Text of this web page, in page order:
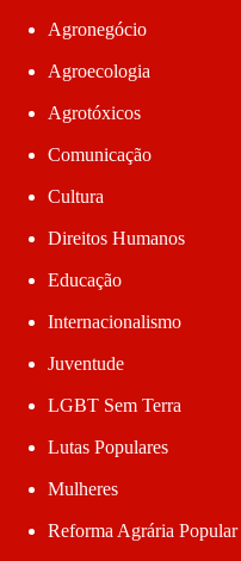
Agronegócio
Agroecologia
Agrotóxicos
Comunicação
Cultura
Direitos Humanos
Educação
Internacionalismo
Juventude
LGBT Sem Terra
Lutas Populares
Mulheres
Reforma Agrária Popular